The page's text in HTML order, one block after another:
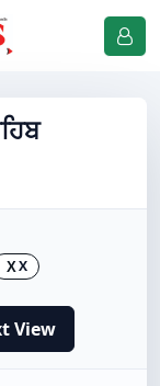
X X
View